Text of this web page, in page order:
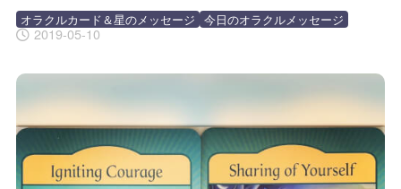
2019-05-10
オラクルカード＆星のメッセージ 今日のオラクルメッセージ